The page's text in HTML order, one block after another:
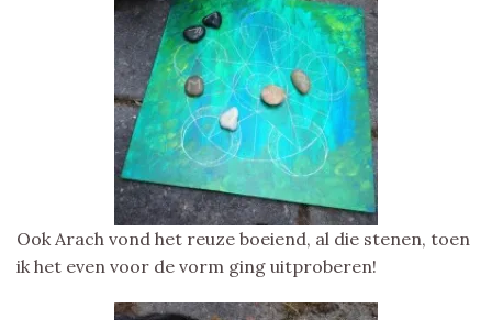
Ook Arach vond het reuze boeiend, al die stenen, toen
ik het even voor de vorm ging uitproberen!